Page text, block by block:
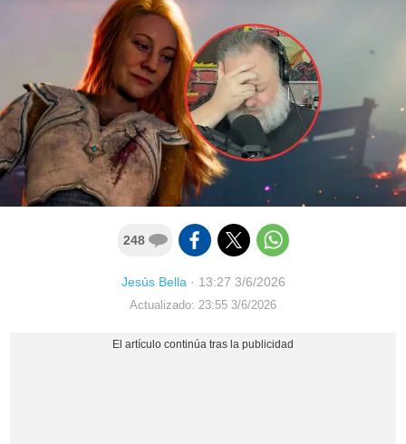
248
Jesús Bella· 13:27 3/6/2026
Actualizado: 23:55 3/6/2026